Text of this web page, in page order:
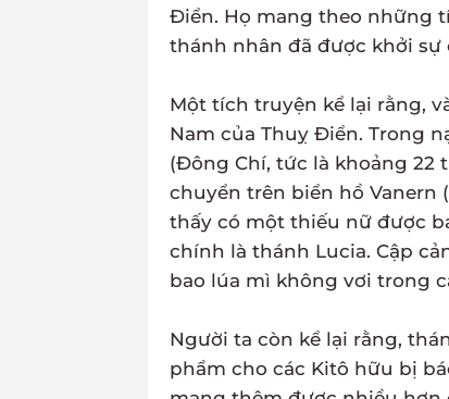
Điển. Họ mang theo những
thánh nhân đã được khởi sự
Một tích truyện kể lại rằng,
Nam của Thuỵ Điển. Trong
(Đông Chí, tức là khoảng 22
chuyển trên biển hồ Vanern
thấy có một thiếu nữ được
chính là thánh Lucia. Cập
bao lúa mì không vơi trong
Người ta còn kể lại rằng,
phẩm cho các Kitô hữu bị